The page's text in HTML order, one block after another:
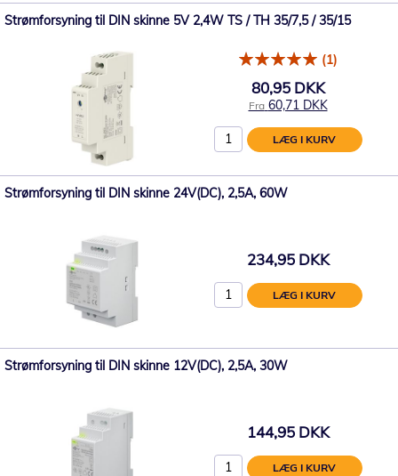
Strømforsyning til DIN skinne 5V 2,4W TS / TH 35/7,5 / 35/15
(1)
80,95 DKK
Fra 60,71 DKK
LÆG I KURV
Strømforsyning til DIN skinne 24V(DC), 2,5A, 60W
234,95 DKK
LÆG I KURV
Strømforsyning til DIN skinne 12V(DC), 2,5A, 30W
144,95 DKK
LÆG I KURV